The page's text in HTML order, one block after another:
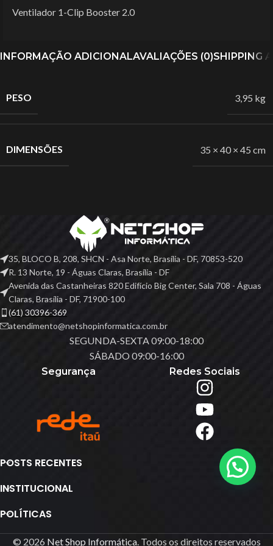
Ventilador 1-Clip Booster 2.0
INFORMAÇÃO ADICIONALAVALIAÇÕES (0)SHIPPING
PESO 3,95 kg
DIMENSÕES 35 × 40 × 45 cm
35, BLOCO B, 208, SHCN - Asa Norte, Brasília - DF, 70853-520
R. 13 Norte, 19 - Águas Claras, Brasília - DF
Avenida das Castanheiras 820 Edifício Big Center, Sala 708 - Águas
Claras, Brasília - DF, 71900-100
(61) 30396-369
atendimento@netshopinformatica.com.br
SEGUNDA-SEXTA 09:00-18:00
SÁBADO 09:00-16:00
Segurança
Redes Sociais
POSTS RECENTES
INSTITUCIONAL
POLÍTICAS
© 2026 Net Shop Informática. Todos os direitos reservados